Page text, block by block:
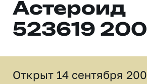
Астероид
523619
Открыт 14 сентября